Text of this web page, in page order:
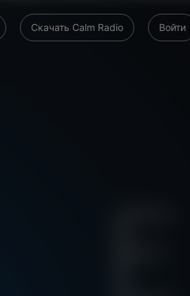
Скачать Calm Radio Войти